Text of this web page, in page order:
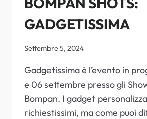
GADGETISSIMA
Settembre 5, 2024
Gadgetissima è l’evento in
e 06 settembre presso gli
Bompan. I gadget
richiestissimi, ma come puoi